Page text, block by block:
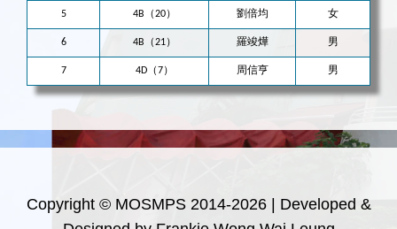
5 4B（20） 劉倍均 女
6 4B（21） 羅竣燁 男
7 4D（7） 周信亨 男
Copyright © MOSMPS 2014-2026 | Developed &